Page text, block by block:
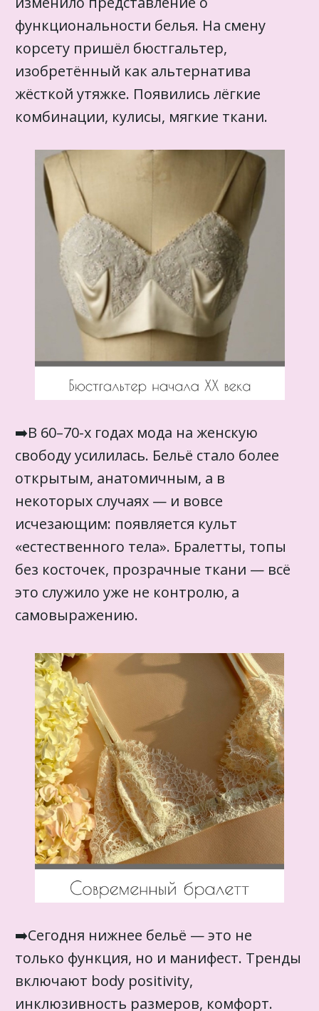
функциональности белья. На смену
корсету пришёл бюстгальтер,
изобретённый как альтернатива
жёсткой утяжке. Появились лёгкие
комбинации, кулисы, мягкие ткани.
➡️В 60–70-х годах мода на женскую
свободу усилилась. Бельё стало более
открытым, анатомичным, а в
некоторых случаях — и вовсе
исчезающим: появляется культ
«естественного тела». Бралетты, топы
без косточек, прозрачные ткани — всё
это служило уже не контролю, а
самовыражению.
➡️Сегодня нижнее бельё — это не
только функция, но и манифест. Тренды
включают body positivity,
инклюзивность размеров, комфорт.